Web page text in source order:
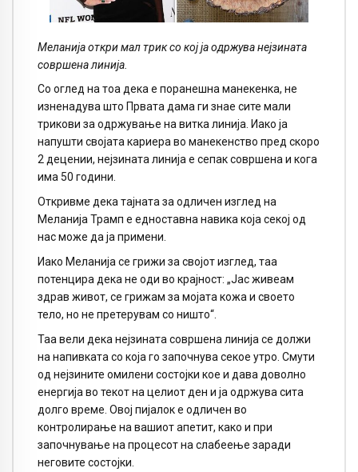
Меланија откри мал трик со кој ја одржува нејзината
совршена линија.
Со оглед на тоа дека е поранешна манекенка, не
изненадува што Првата дама ги знае сите мали
трикови за одржување на витка линија. Иако ја
напушти својата кариера во манекенство пред скоро
2 децении, нејзината линија е сепак совршена и кога
има 50 години.
Откривме дека тајната за одличен изглед на
Меланија Трамп е едноставна навика која секој од
нас може да ја примени.
Иако Меланија се грижи за својот изглед, таа
потенцира дека не оди во крајност: „Јас живеам
здрав живот, се грижам за мојата кожа и своето
тело, но не претерувам со ништо“.
Таа вели дека нејзината совршена линија се должи
на напивката со која го започнува секое утро. Смути
од нејзините омилени состојки кое и дава доволно
енергија во текот на целиот ден и ја одржува сита
долго време. Овој пијалок е одличен во
контролирање на вашиот апетит, како и при
започнување на процесот на слабеење заради
неговите состојки.